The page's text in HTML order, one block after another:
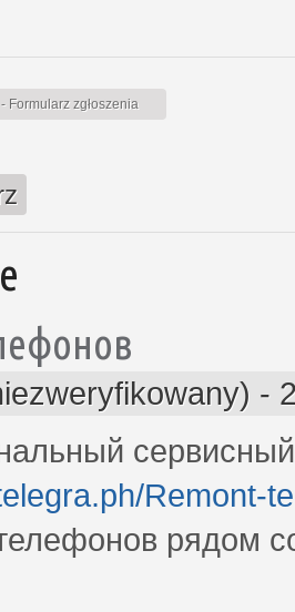
Formularz zgłoszenia
-
Remont-
рядом